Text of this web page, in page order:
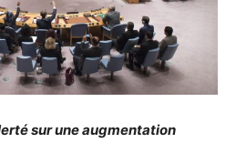
sur une augmentation